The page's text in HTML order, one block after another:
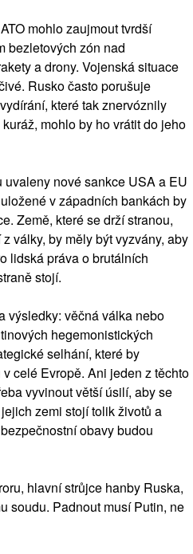
mohlo zaujmout tvrdší
bezletových zón nad
a drony. Vojenská situace
Rusko často porušuje
které tak znervóznily
mohlo by ho vrátit do jeho
nové sankce USA a EU
v západních bankách by
Země, které se drží stranou,
války, by měly být vyzvány, aby
lidská práva o brutálních
stojí.
výsledky: věčná válka nebo
hegemonistických
selhání, které by
celé Evropě. Ani jeden z těchto
vyvinout větší úsilí, aby se
zemi stojí tolik životů a
obavy budou
hlavní strůjce hanby Ruska,
soudu. Padnout musí Putin, ne